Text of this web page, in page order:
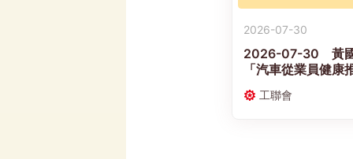
2026-07-30
2026-07-30 黃國
「汽車從業員健
工聯會